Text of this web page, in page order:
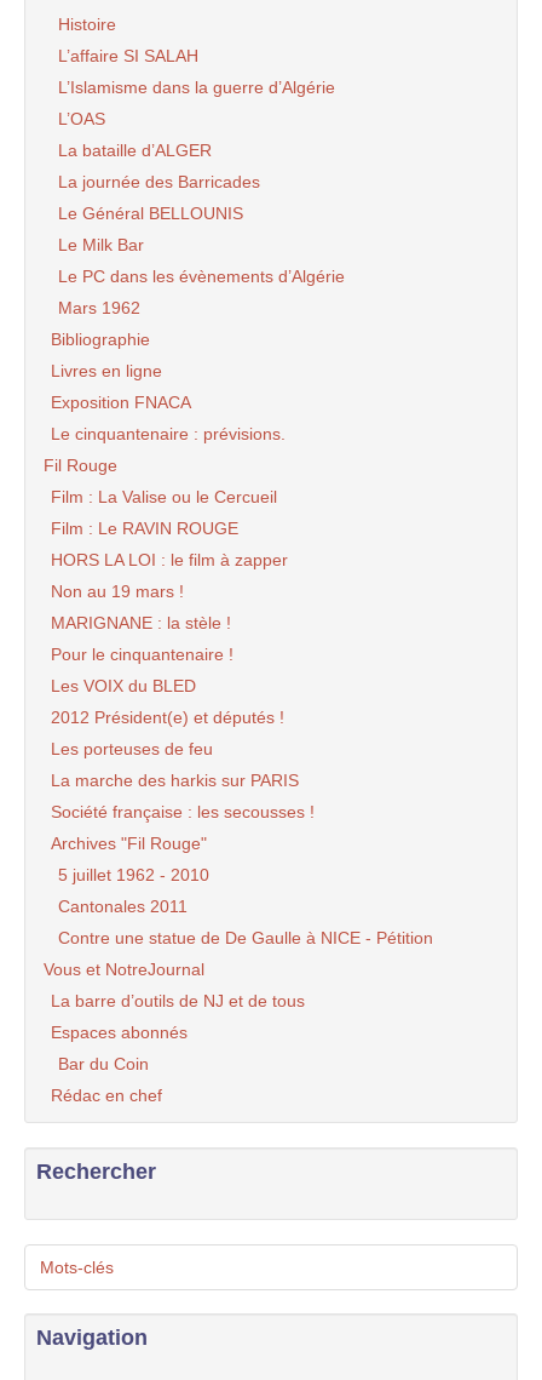
Histoire
L’affaire SI SALAH
L’Islamisme dans la guerre d’Algérie
L’OAS
La bataille d’ALGER
La journée des Barricades
Le Général BELLOUNIS
Le Milk Bar
Le PC dans les évènements d’Algérie
Mars 1962
Bibliographie
Livres en ligne
Exposition FNACA
Le cinquantenaire : prévisions.
Fil Rouge
Film : La Valise ou le Cercueil
Film : Le RAVIN ROUGE
HORS LA LOI : le film à zapper
Non au 19 mars !
MARIGNANE : la stèle !
Pour le cinquantenaire !
Les VOIX du BLED
2012 Président(e) et députés !
Les porteuses de feu
La marche des harkis sur PARIS
Société française : les secousses !
Archives "Fil Rouge"
5 juillet 1962 - 2010
Cantonales 2011
Contre une statue de De Gaulle à NICE - Pétition
Vous et NotreJournal
La barre d’outils de NJ et de tous
Espaces abonnés
Bar du Coin
Rédac en chef
Rechercher
Mots-clés
Navigation